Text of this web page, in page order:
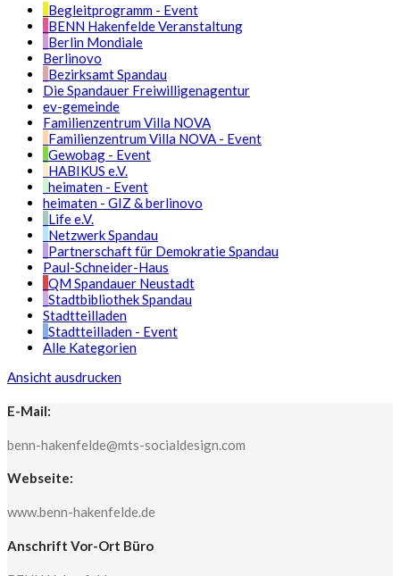
Begleitprogramm - Event
BENN Hakenfelde Veranstaltung
Berlin Mondiale
Berlinovo
Bezirksamt Spandau
Die Spandauer Freiwilligenagentur
ev-gemeinde
Familienzentrum Villa NOVA
Familienzentrum Villa NOVA - Event
Gewobag - Event
HABIKUS e.V.
heimaten - Event
heimaten - GIZ & berlinovo
Life e.V.
Netzwerk Spandau
Partnerschaft für Demokratie Spandau
Paul-Schneider-Haus
QM Spandauer Neustadt
Stadtbibliothek Spandau
Stadtteilladen
Stadtteilladen - Event
Alle Kategorien
Ansichtausdrucken
E-Mail:
benn-hakenfelde@mts-socialdesign.com
Webseite:
www.benn-hakenfelde.de
Anschrift Vor-Ort Büro